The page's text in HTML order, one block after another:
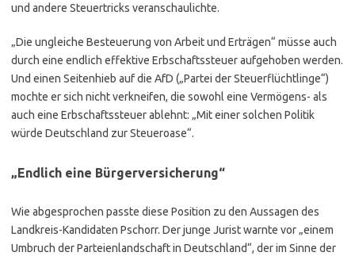
und andere Steuertricks veranschaulichte.
„Die ungleiche Besteuerung von Arbeit und Erträgen“ müsse auch
durch eine endlich effektive Erbschaftssteuer aufgehoben werden.
Und einen Seitenhieb auf die AfD („Partei der Steuerflüchtlinge“)
mochte er sich nicht verkneifen, die sowohl eine Vermögens- als
auch eine Erbschaftssteuer ablehnt: „Mit einer solchen Politik
würde Deutschland zur Steueroase“.
„Endlich eine Bürgerversicherung“
Wie abgesprochen passte diese Position zu den Aussagen des
Landkreis-Kandidaten Pschorr. Der junge Jurist warnte vor „einem
Umbruch der Parteienlandschaft in Deutschland“, der im Sinne der